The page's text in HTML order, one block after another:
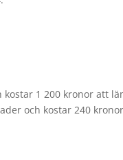
1 200 kronor att
och kostar 240